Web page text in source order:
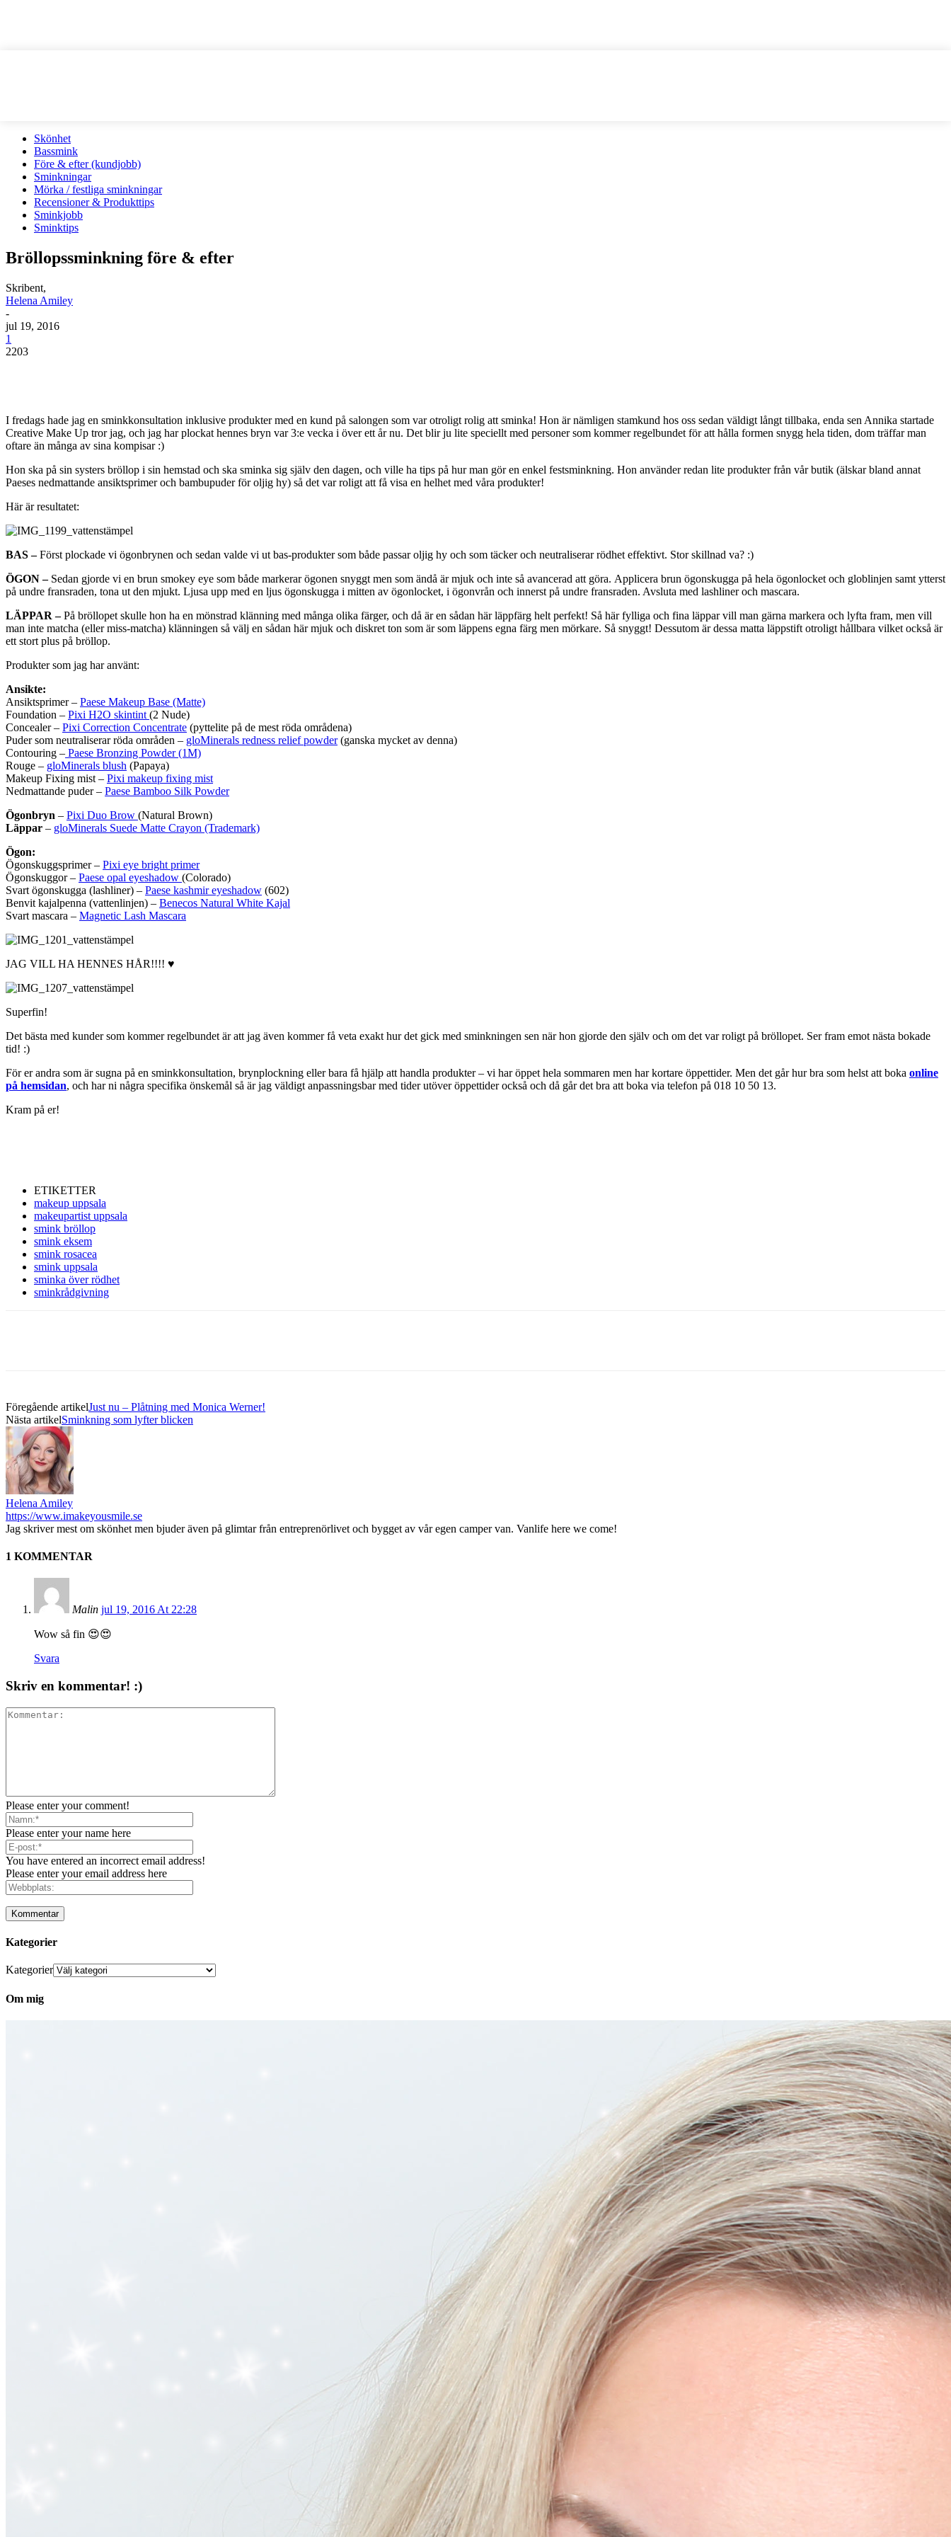
Skönhet
Bassmink
Före & efter (kundjobb)
Sminkningar
Mörka / festliga sminkningar
Recensioner & Produkttips
Sminkjobb
Sminktips
Bröllopssminkning före & efter
Skribent,
Helena Amiley
-
jul 19, 2016
1
2203
I fredags hade jag en sminkkonsultation inklusive produkter med en kund på salongen som var otroligt rolig att sminka! Hon är nämligen stamkund hos oss sedan väldigt långt tillbaka, enda sen Annika startade
Creative Make Up tror jag, och jag har plockat hennes bryn var 3:e vecka i över ett år nu. Det blir ju lite speciellt med personer som kommer regelbundet för att hålla formen snygg hela tiden, dom träffar man
oftare än många av sina kompisar :)
Hon ska på sin systers bröllop i sin hemstad och ska sminka sig själv den dagen, och ville ha tips på hur man gör en enkel festsminkning. Hon använder redan lite produkter från vår butik (älskar bland annat
Paeses nedmattande ansiktsprimer och bambupuder för oljig hy) så det var roligt att få visa en helhet med våra produkter!
Här är resultatet:
BAS –Först plockade vi ögonbrynen och sedan valde vi ut bas-produkter som både passar oljig hy och som täcker och neutraliserar rödhet effektivt. Stor skillnad va? :)
ÖGON –Sedan gjorde vi en brun smokey eye som både markerar ögonen snyggt men som ändå är mjuk och inte så avancerad att göra. Applicera brun ögonskugga på hela ögonlocket och globlinjen samt ytterst
på undre fransraden, tona ut den mjukt. Ljusa upp med en ljus ögonskugga i mitten av ögonlocket, i ögonvrån och innerst på undre fransraden. Avsluta med lashliner och mascara.
LÄPPAR –På bröllopet skulle hon ha en mönstrad klänning med många olika färger, och då är en sådan här läppfärg helt perfekt! Så här fylliga och fina läppar vill man gärna markera och lyfta fram, men vill
man inte matcha (eller miss-matcha) klänningen så välj en sådan här mjuk och diskret ton som är som läppens egna färg men mörkare. Så snyggt! Dessutom är dessa matta läppstift otroligt hållbara vilket också är
ett stort plus på bröllop.
Produkter som jag har använt:
Ansikte:
Ansiktsprimer – Paese Makeup Base (Matte)
Foundation – Pixi H2O skintint (2 Nude)
Concealer – Pixi Correction Concentrate (pyttelite på de mest röda områdena)
Puder som neutraliserar röda områden – gloMinerals redness relief powder(ganska mycket av denna)
Contouring – Paese Bronzing Powder (1M)
Rouge – gloMinerals blush (Papaya)
Makeup Fixing mist – Pixi makeup fixing mist
Nedmattande puder – Paese Bamboo Silk Powder
Ögonbryn – Pixi Duo Brow (Natural Brown)
Läppar – gloMinerals Suede Matte Crayon (Trademark)
Ögon:
Ögonskuggsprimer – Pixi eye bright primer
Ögonskuggor – Paese opal eyeshadow (Colorado)
Svart ögonskugga (lashliner) – Paese kashmir eyeshadow (602)
Benvit kajalpenna (vattenlinjen) – Benecos Natural White Kajal
Svart mascara – Magnetic Lash Mascara
JAG VILL HA HENNES HÅR!!!! ♥
Superfin!
Det bästa med kunder som kommer regelbundet är att jag även kommer få veta exakt hur det gick med sminkningen sen när hon gjorde den själv och om det var roligt på bröllopet. Ser fram emot nästa bokade
tid! :)
För er andra som är sugna på en sminkkonsultation, brynplockning eller bara få hjälp att handla produkter – vi har öppet hela sommaren men har kortare öppettider. Men det går hur bra som helst att boka online
på hemsidan, och har ni några specifika önskemål så är jag väldigt anpassningsbar med tider utöver öppettider också och då går det bra att boka via telefon på 018 10 50 13.
Kram på er!
ETIKETTER
makeup uppsala
makeupartist uppsala
smink bröllop
smink eksem
smink rosacea
smink uppsala
sminka över rödhet
sminkrådgivning
Föregående artikelJust nu – Plåtning med Monica Werner!
Nästa artikelSminkning som lyfter blicken
Helena Amiley
https://www.imakeyousmile.se
Jag skriver mest om skönhet men bjuder även på glimtar från entreprenörlivet och bygget av vår egen camper van. Vanlife here we come!
1 KOMMENTAR
Malin jul 19, 2016 At 22:28
Wow så fin 😍😍
Svara
Skriv en kommentar! :)
Please enter your comment!
Please enter your name here
You have entered an incorrect email address!
Please enter your email address here
Kategorier
Kategorier
Om mig